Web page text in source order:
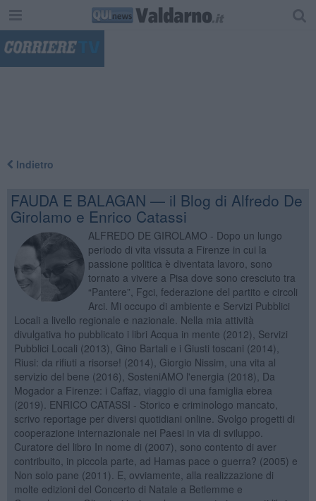
Indietro
FAUDA E BALAGAN — il Blog di Alfredo De
Girolamo e Enrico Catassi
ALFREDO DE GIROLAMO - Dopo un lungo
periodo di vita vissuta a Firenze in cui la
passione politica è diventata lavoro, sono
tornato a vivere a Pisa dove sono cresciuto tra
“Pantere”, Fgci, federazione del partito e circoli
Arci. Mi occupo di ambiente e Servizi Pubblici
Locali a livello regionale e nazionale. Nella mia attività
divulgativa ho pubblicato i libri Acqua in mente (2012), Servizi
Pubblici Locali (2013), Gino Bartali e i Giusti toscani (2014),
Riusi: da rifiuti a risorse! (2014), Giorgio Nissim, una vita al
servizio del bene (2016), SosteniAMO l'energia (2018), Da
Mogador a Firenze: i Caffaz, viaggio di una famiglia ebrea
(2019). ENRICO CATASSI - Storico e criminologo mancato,
scrivo reportage per diversi quotidiani online. Svolgo progetti di
cooperazione internazionale nei Paesi in via di sviluppo.
Curatore del libro In nome di (2007), sono contento di aver
contribuito, in piccola parte, ad Hamas pace o guerra? (2005) e
Non solo pane (2011). E, ovviamente, alla realizzazione di
molte edizioni del Concerto di Natale a Betlemme e